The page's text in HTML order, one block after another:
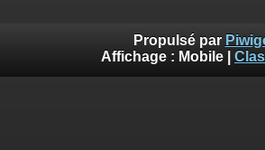
Propulsé par
Affichage : Mobile